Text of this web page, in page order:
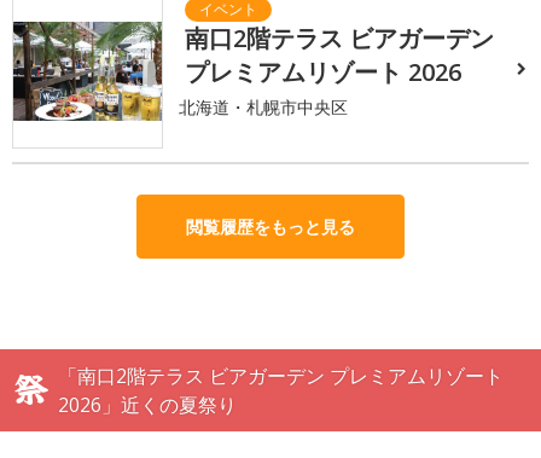
南口2階テラス ビアガーデン
プレミアムリゾート 2026
北海道・札幌市中央区
閲覧履歴をもっと見る
「南口2階テラス ビアガーデン プレミアムリゾート
2026」近くの夏祭り